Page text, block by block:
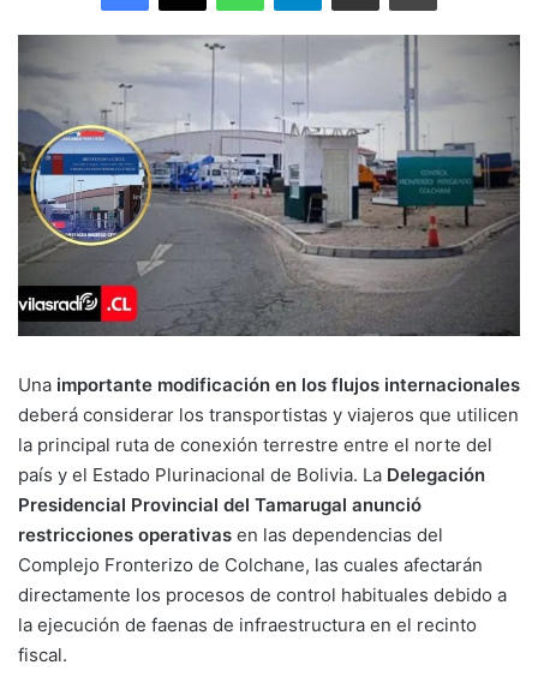
Una importante modificación en los flujos internacionales
deberá considerar los transportistas y viajeros que utilicen
la principal ruta de conexión terrestre entre el norte del
país y el Estado Plurinacional de Bolivia. La Delegación
Presidencial Provincial del Tamarugal anunció
restricciones operativas en las dependencias del
Complejo Fronterizo de Colchane, las cuales afectarán
directamente los procesos de control habituales debido a
la ejecución de faenas de infraestructura en el recinto
fiscal.